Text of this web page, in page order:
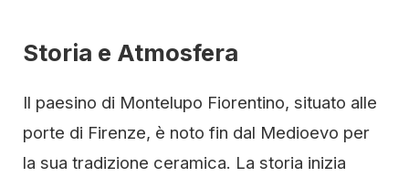
Storia e Atmosfera
Il paesino di Montelupo Fiorentino, situato alle
porte di Firenze, è noto fin dal Medioevo per
la sua tradizione ceramica. La storia inizia